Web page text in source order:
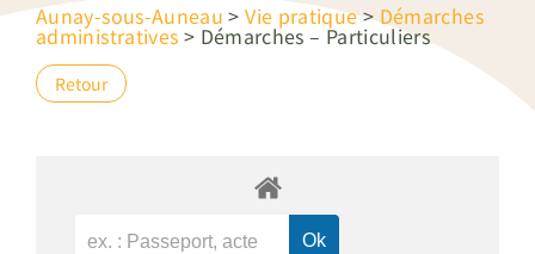
Aunay-sous-Auneau >Vie pratique>Démarches
administratives > Démarches – Particuliers
Retour